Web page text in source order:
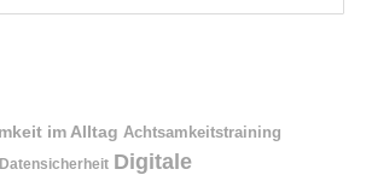
im Alltag Achtsamkeitstraining
Datensicherheit Digitale